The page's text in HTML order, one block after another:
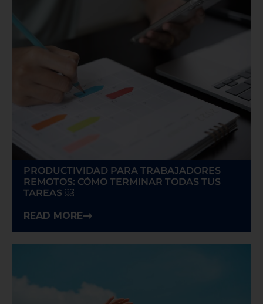
PRODUCTIVIDAD PARA TRABAJADORES
REMOTOS: CÓMO TERMINAR TODAS TUS
TAREAS ￼
READ MORE